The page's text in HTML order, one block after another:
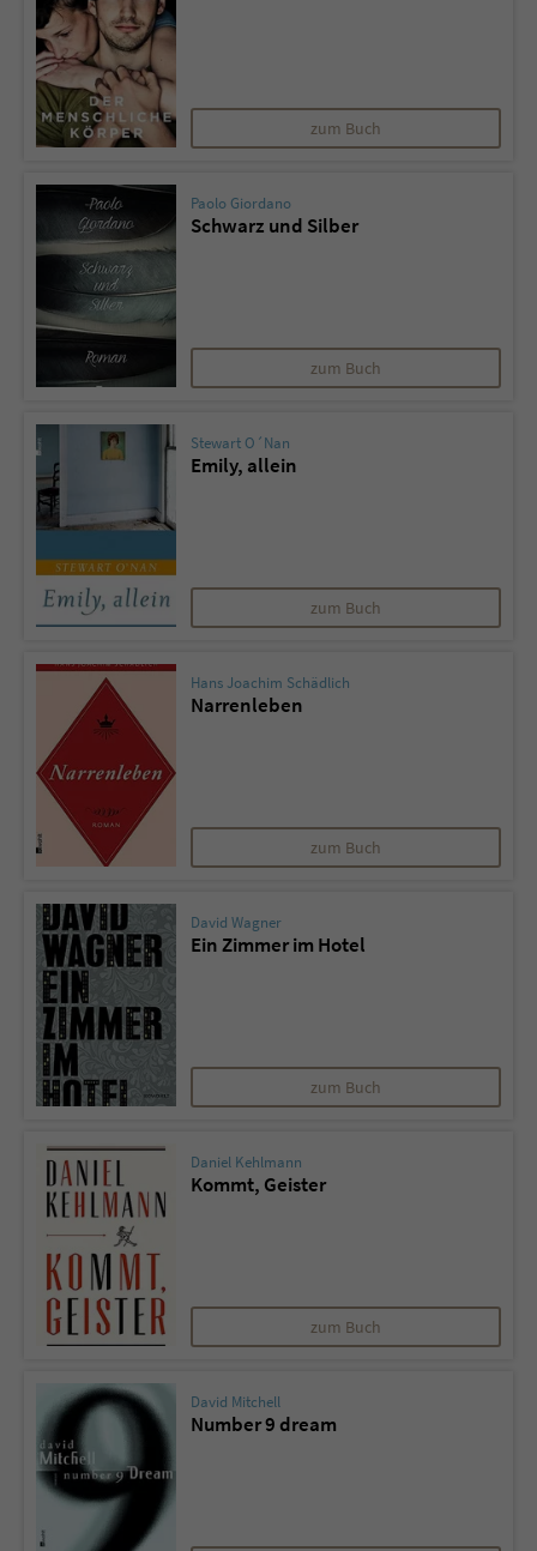
zum Buch
Paolo Giordano
Schwarz und Silber
zum Buch
Stewart O´Nan
Emily, allein
zum Buch
Hans Joachim Schädlich
Narrenleben
zum Buch
David Wagner
Ein Zimmer im Hotel
zum Buch
Daniel Kehlmann
Kommt, Geister
zum Buch
David Mitchell
Number 9 dream